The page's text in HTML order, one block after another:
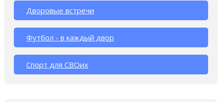
Дворовые встречи
Футбол - в каждый двор
Спорт для СВОих